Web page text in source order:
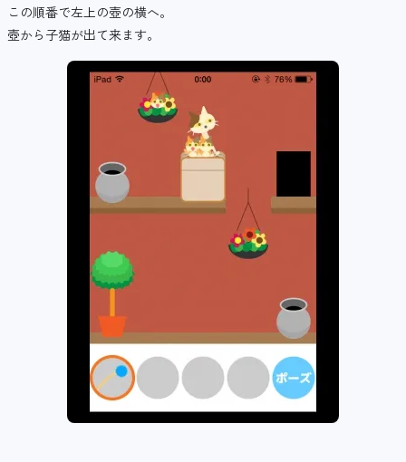
この順番で左上の壺の横へ。
壺から子猫が出て来ます。